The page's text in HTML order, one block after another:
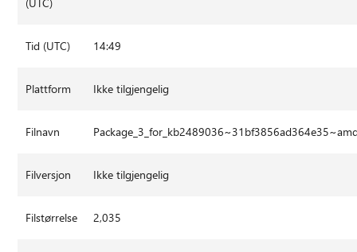
Tid (UTC) 14:49
Plattform Ikke tilgjengelig
Filnavn
Filversjon Ikke tilgjengelig
Filstørrelse 2,035